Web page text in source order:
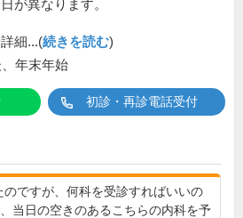
が異なります。
細...(続きを読む)
年末年始
初診・再診電話受付
のですが、何科を受診すればいいの
当日の空きのあるこちらの内科を予